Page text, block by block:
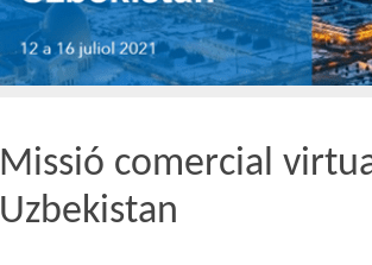
Missió comercial
Uzbekistan